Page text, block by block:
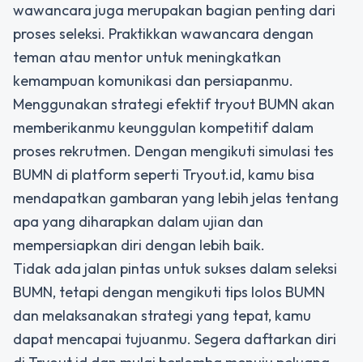
wawancara juga merupakan bagian penting dari
proses seleksi. Praktikkan wawancara dengan
teman atau mentor untuk meningkatkan
kemampuan komunikasi dan persiapanmu.
Menggunakan strategi efektif tryout BUMN akan
memberikanmu keunggulan kompetitif dalam
proses rekrutmen. Dengan mengikuti simulasi tes
BUMN di platform seperti Tryout.id, kamu bisa
mendapatkan gambaran yang lebih jelas tentang
apa yang diharapkan dalam ujian dan
mempersiapkan diri dengan lebih baik.
Tidak ada jalan pintas untuk sukses dalam seleksi
BUMN, tetapi dengan mengikuti tips lolos BUMN
dan melaksanakan strategi yang tepat, kamu
dapat mencapai tujuanmu. Segera daftarkan diri